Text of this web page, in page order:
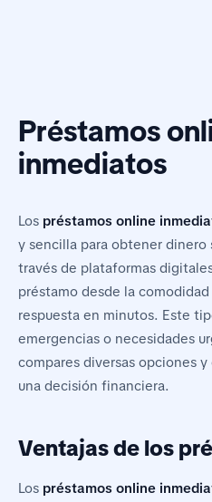
Préstamos
inmediatos
Los préstamos online
y sencilla para obtener
través de plataformas
préstamo desde la
respuesta en minutos. Este
emergencias o necesidades
compares diversas opciones
una decisión financiera.
Ventajas de los
Los préstamos online